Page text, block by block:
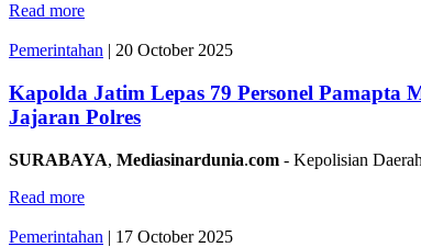
Read more
Pemerintahan | 20 October 2025
Kapolda Jatim Lepas 79 Personel Pamapta
Jajaran Polres
SURABAYA, Mediasinardunia.com - Kepolisian
Read more
Pemerintahan | 17 October 2025